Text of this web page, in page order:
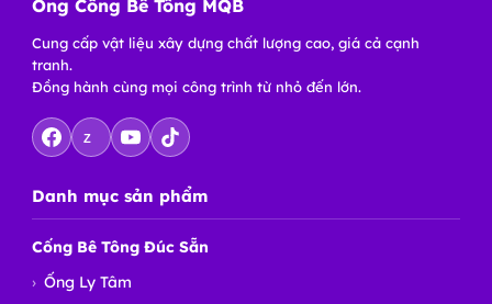
Ống Cống Bê Tông MQB
Cung cấp vật liệu xây dựng chất lượng cao, giá cả cạnh
tranh.
Đồng hành cùng mọi công trình từ nhỏ đến lớn.
Z
Danh mục sản phẩm
Cống Bê Tông Đúc Sẵn
Ống Ly Tâm